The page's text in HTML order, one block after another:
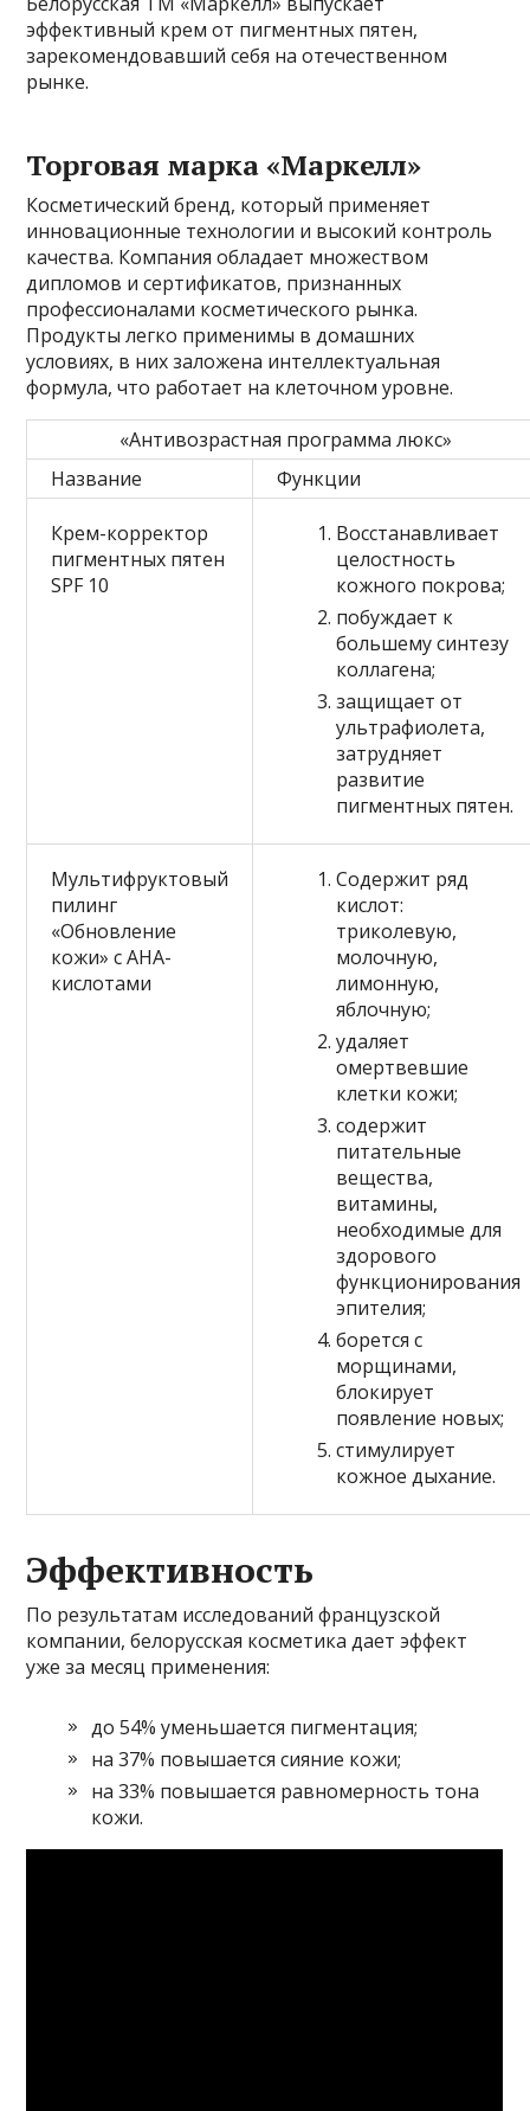
эффективный крем от пигментных пятен,
зарекомендовавший себя на отечественном
рынке.
Торговая марка «Маркелл»
Косметический бренд, который применяет
инновационные технологии и высокий контроль
качества. Компания обладает множеством
дипломов и сертификатов, признанных
профессионалами косметического рынка.
Продукты легко применимы в домашних
условиях, в них заложена интеллектуальная
формула, что работает на клеточном уровне.
«Антивозрастная программа люкс»
Название
Функции
Крем-корректор
пигментных пятен
SPF 10
Восстанавливает
целостность
кожного покрова;
побуждает к
большему синтезу
коллагена;
защищает от
ультрафиолета,
затрудняет
развитие
пигментных пятен.
Мультифруктовый
пилинг
«Обновление
кожи» с AHA-
кислотами
Содержит ряд
кислот:
триколевую,
молочную,
лимонную,
яблочную;
удаляет
омертвевшие
клетки кожи;
содержит
питательные
вещества,
витамины,
необходимые для
здорового
функционирования
эпителия;
борется с
морщинами,
блокирует
появление новых;
стимулирует
кожное дыхание.
Эффективность
По результатам исследований французской
компании, белорусская косметика дает эффект
уже за месяц применения:
до 54% уменьшается пигментация;
на 37% повышается сияние кожи;
на 33% повышается равномерность тона
кожи.